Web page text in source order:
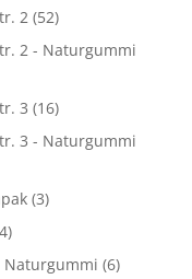
2 (52)
2 - Naturgummi
3 (16)
3 - Naturgummi
(3)
Naturgummi (6)